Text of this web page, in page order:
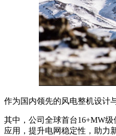
作为国内领先的风电整机设计
其中，公司全球首台16+MW
应用，提升电网稳定性，助力